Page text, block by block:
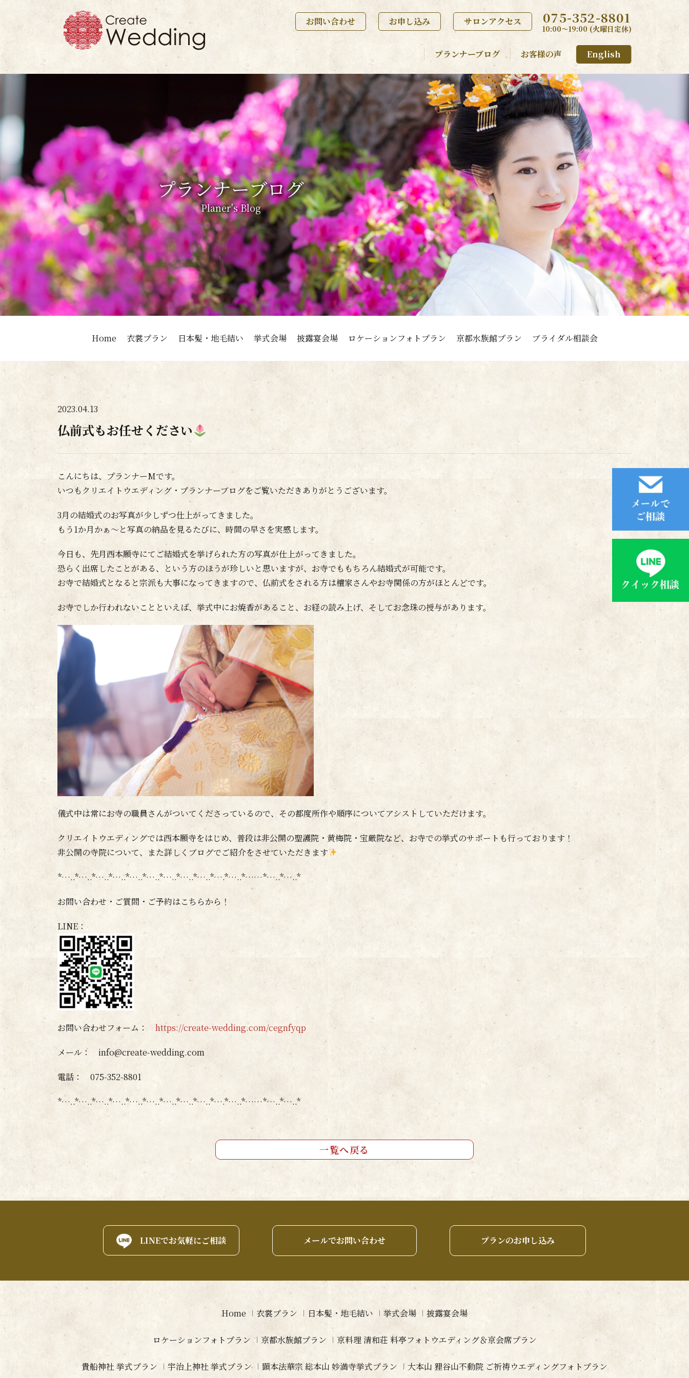
お問い合わせ お申し込み サロンアクセス 075-352-8801
10:00〜19:00 (火曜日定休)
プランナーブログ お客様の声 English
プランナーブログ
Planer's Blog
Home 衣裳プラン 日本髪・地毛結い 挙式会場 披露宴会場 ロケーションフォトプラン 京都水族館プラン ブライダル相談会
2023.04.13
仏前式もお任せください
こんにちは、プランナーMです。
いつもクリエイトウエディング・プランナーブログをご覧いただきありがとうございます。
3月の結婚式のお写真が少しずつ仕上がってきました。
もう1か月かぁ～と写真の納品を見るたびに、時間の早さを実感します。
今日も、先月西本願寺にてご結婚式を挙げられた方の写真が仕上がってきました。
恐らく出席したことがある、という方のほうが珍しいと思いますが、お寺でももちろん結婚式が可能です。
お寺で結婚式となると宗派も大事になってきますので、仏前式をされる方は檀家さんやお寺関係の方がほとんどです。
お寺でしか行われないことといえば、挙式中にお焼香があること、お経の読み上げ、そしてお念珠の授与があります。
儀式中は常にお寺の職員さんがついてくださっているので、その都度所作や順序についてアシストしていただけます。
クリエイトウエディングでは西本願寺をはじめ、普段は非公開の聖護院・黄梅院・宝厳院など、お寺での挙式のサポートも行っております！
非公開の寺院について、また詳しくブログでご紹介をさせていただきます
*…..*…..*…..*…..*…..*…..*…..*…..*…..*….*…..*……*…..*…..*
お問い合わせ・ご質問・ご予約はこちらから！
LINE：
お問い合わせフォーム： https://create-wedding.com/cegnfyqp
メール： info@create-wedding.com
電話： 075-352-8801
*…..*…..*…..*…..*…..*…..*…..*…..*…..*….*…..*……*…..*…..*
一覧へ戻る
LINEでお気軽にご相談 メールでお問い合わせ プランのお申し込み
Home 衣裳プラン 日本髪・地毛結い 挙式会場 披露宴会場
ロケーションフォトプラン 京都水族館プラン 京料理 清和荘 料亭フォトウエディング＆京会席プラン
貴船神社 挙式プラン 宇治上神社 挙式プラン 顕本法華宗 総本山 妙満寺挙式プラン 大本山 狸谷山不動院 ご祈祷ウエディングフォトプラン